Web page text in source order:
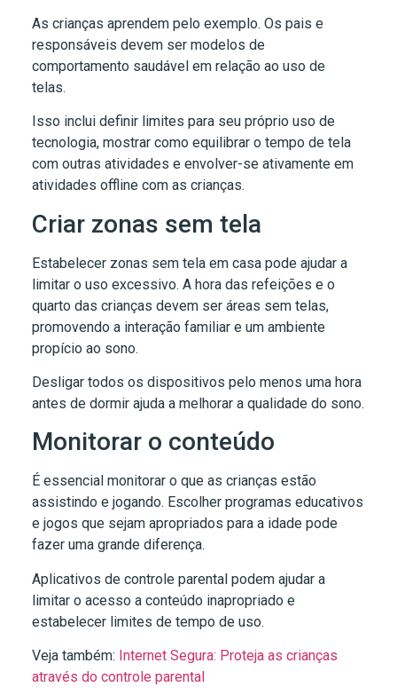
As crianças aprendem pelo exemplo. Os pais e
responsáveis devem ser modelos de
comportamento saudável em relação ao uso de
telas.
Isso inclui definir limites para seu próprio uso de
tecnologia, mostrar como equilibrar o tempo de tela
com outras atividades e envolver-se ativamente em
atividades offline com as crianças.
Criar zonas sem tela
Estabelecer zonas sem tela em casa pode ajudar a
limitar o uso excessivo. A hora das refeições e o
quarto das crianças devem ser áreas sem telas,
promovendo a interação familiar e um ambiente
propício ao sono.
Desligar todos os dispositivos pelo menos uma hora
antes de dormir ajuda a melhorar a qualidade do sono.
Monitorar o conteúdo
É essencial monitorar o que as crianças estão
assistindo e jogando. Escolher programas educativos
e jogos que sejam apropriados para a idade pode
fazer uma grande diferença.
Aplicativos de controle parental podem ajudar a
limitar o acesso a conteúdo inapropriado e
estabelecer limites de tempo de uso.
Veja também: Internet Segura: Proteja as crianças
através do controle parental